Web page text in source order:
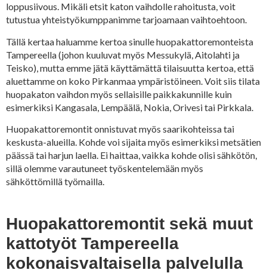
loppusiivous. Mikäli etsit katon vaihdolle rahoitusta, voit
tutustua yhteistyökumppanimme tarjoamaan vaihtoehtoon.
Tällä kertaa haluamme kertoa sinulle huopakattoremonteista
Tampereella (johon kuuluvat myös Messukylä, Aitolahti ja
Teisko), mutta emme jätä käyttämättä tilaisuutta kertoa, että
aluettamme on koko Pirkanmaa ympäristöineen. Voit siis tilata
huopakaton vaihdon myös sellaisille paikkakunnille kuin
esimerkiksi Kangasala, Lempäälä, Nokia, Orivesi tai Pirkkala.
Huopakattoremontit onnistuvat myös saarikohteissa tai
keskusta-alueilla. Kohde voi sijaita myös esimerkiksi metsätien
päässä tai harjun laella. Ei haittaa, vaikka kohde olisi sähkötön,
sillä olemme varautuneet työskentelemään myös
sähköttömillä työmailla.
Huopakattoremontit sekä muut
kattotyöt Tampereella
kokonaisvaltaisella palvelulla